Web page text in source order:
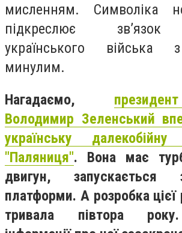
мисленням. Символіка
підкреслює зв’язок
українського війська
минулим.
Нагадаємо,
Володимир Зеленський
українську далекобійну
"Паляниця". Вона має
двигун, запускається
платформи. А розробка
тривала півтора